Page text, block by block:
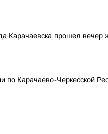
Карачаевска прошел вечер
по Карачаево-Черкесской